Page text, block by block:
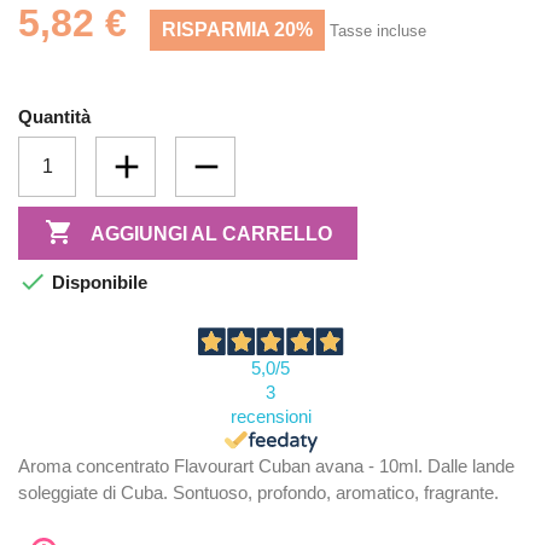
5,82 € RISPARMIA 20% Tasse incluse
Quantità
 AGGIUNGI AL CARRELLO
 Disponibile
5,0/5
3
recensioni
Aroma concentrato Flavourart Cuban avana - 10ml. Dalle lande
soleggiate di Cuba. Sontuoso, profondo, aromatico, fragrante.